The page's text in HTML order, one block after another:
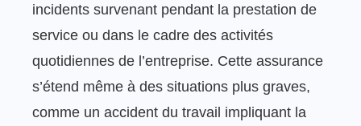
incidents survenant pendant la prestation de
service ou dans le cadre des activités
quotidiennes de l’entreprise. Cette assurance
s’étend même à des situations plus graves,
comme un accident du travail impliquant la